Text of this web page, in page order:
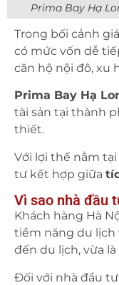
Prima Bay Hạ
Trong bối cảnh
có mức vốn dễ
căn hộ nội đô, xu
Prima Bay Hạ
tài sản tại thành
thiết.
Với lợi thế nằm
tư kết hợp giữa
Vì sao nhà đầu
Khách hàng Hà
tiềm năng du lịch
đến du lịch, vừa
Đối với nhà đầu